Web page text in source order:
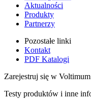
Aktualności
Produkty
Partnerzy
Pozostałe linki
Kontakt
PDF Katalogi
Zarejestruj się w Voltimum
Testy produktów i inne